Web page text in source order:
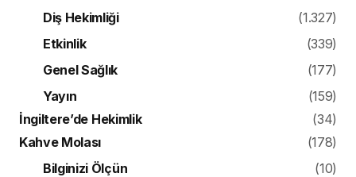
Diş Hekimliği
(1.327)
Etkinlik
(339)
Genel Sağlık
(177)
Yayın
(159)
İngiltere’de Hekimlik
(34)
Kahve Molası
(178)
Bilginizi Ölçün
(10)